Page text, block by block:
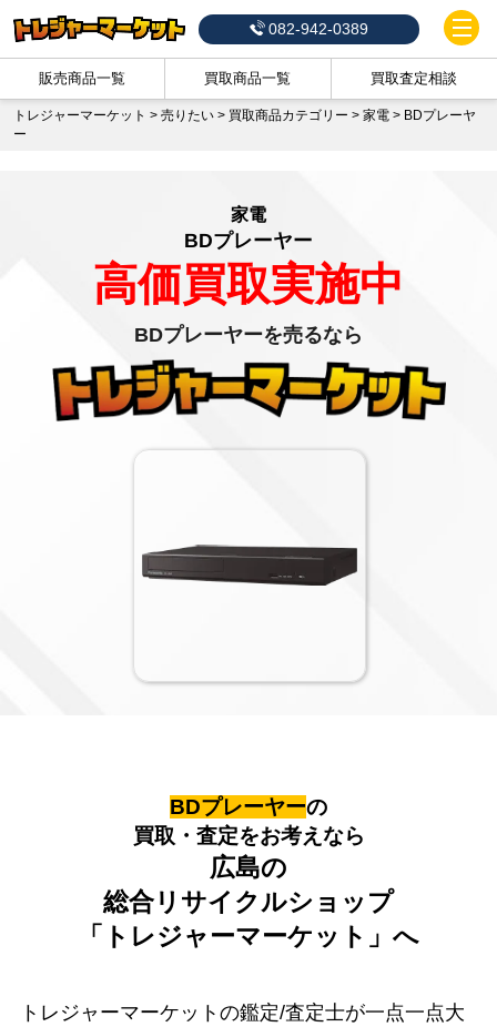
082-942-0389
販売商品一覧 買取商品一覧 買取査定相談
トレジャーマーケット > 売りたい > 買取商品カテゴリー > 家電 > BDプレーヤ
ー
家電
BDプレーヤー
高価買取実施中
BDプレーヤーを売るなら
BDプレーヤーの
買取・査定をお考えなら
広島の
総合リサイクルショップ
「トレジャーマーケット」へ
トレジャーマーケットの鑑定/査定士が一点一点大